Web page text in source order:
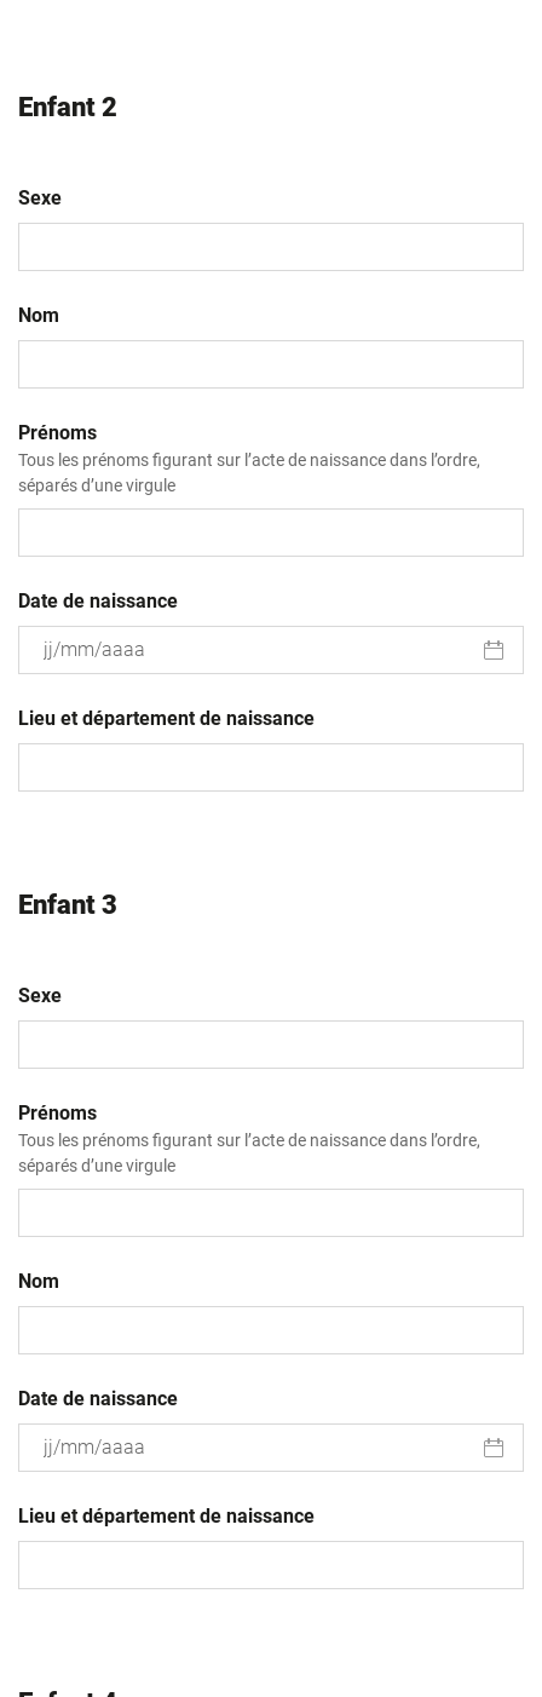
Enfant 2
Sexe
Nom
Prénoms
Tous les prénoms figurant sur l’acte de naissance dans l’ordre,
séparés d’une virgule
Date de naissance
slash
MM
Lieu et département de naissance
Enfant 3
Sexe
Prénoms
Tous les prénoms figurant sur l’acte de naissance dans l’ordre,
séparés d’une virgule
Nom
Date de naissance
slash
MM
Lieu et département de naissance